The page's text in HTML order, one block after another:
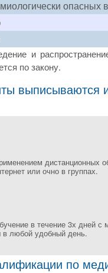
опасных
и
по закону.
выписываются
дистанционных
или очно в группах.
в течение 3х дней с
в любой удобный день.
по